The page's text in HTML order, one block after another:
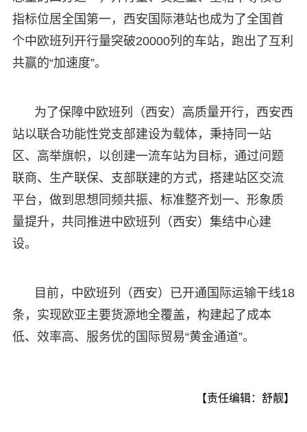
指标位居全国第一，西安国际港站也成为了全国首
个中欧班列开行量突破20000列的车站，跑出了互利
共赢的“加速度”。
为了保障中欧班列（西安）高质量开行，西安西
站以联合功能性党支部建设为载体，秉持同一站
区、高举旗帜，以创建一流车站为目标，通过问题
联商、生产联保、支部联建的方式，搭建站区交流
平台，做到思想同频共振、标准整齐划一、形象质
量提升，共同推进中欧班列（西安）集结中心建
设。
目前，中欧班列（西安）已开通国际运输干线18
条，实现欧亚主要货源地全覆盖，构建起了成本
低、效率高、服务优的国际贸易“黄金通道”。
【责任编辑：舒靓】